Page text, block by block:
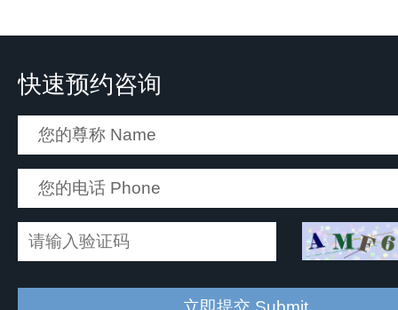
快速预约咨询